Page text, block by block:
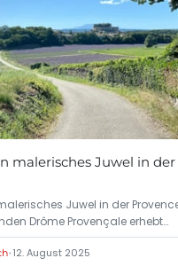
malerisches Juwel in der
Juwel in der
Drôme Provençale erhebt…
•12. August 2025